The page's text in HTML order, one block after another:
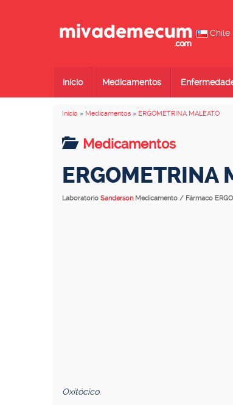
Chile
Inicio Medicamentos
Inicio » Medicamentos » ERGOMETRINA MALEATO
Medicamentos
ERGOMETRINA
Laboratorio Sanderson Medicamento / Fármaco
Oxitócico.